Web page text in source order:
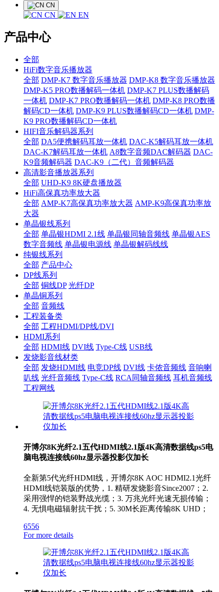
CN
CN EN
产品中心
全部
HiFi数字音乐播放器
全部 DMP-K7 数字音乐播放器 DMP-K8 数字音乐播放器
DMP-K5 PRO数播解码一体机 DMP-K7 PLUS数播解码
一体机 DMP-K7 PRO数播解码一体机 DMP-K8 PRO数播
解码CD一体机 DMP-K9 PLUS数播解码CD一体机 DMP-
K9 PRO数播解码CD一体机
HIFI音乐解码器系列
全部 DA5便携解码耳放一体机 DAC-K5解码耳放一体机
DAC-K7解码耳放一体机 A8数字音频DAC解码器 DAC-
K9音频解码器 DAC-K9（二代）音频解码器
高清影音播放器系列
全部 UHD-K9 8K硬盘播放器
HiFi高保真功率放大器
全部 AMP-K7高保真功率放大器 AMP-K9高保真功率放
大器
单晶银线系列
全部 单晶银HDMI 2.1线 单晶银同轴音频线 单晶银AES
数字音频线 单晶银电源线 单晶银解码线线
纯银线系列
全部 产品中心
DP线系列
全部 铜线DP 光纤DP
单晶铜系列
全部 音频线
工程装备类
全部 工程HDMI/DP线/DVI
HDMI系列
全部 HDMI线 DVI线 Type-C线 USB线
发烧影音线材类
全部 发烧HDMI线 电竞DP线 DVI线 卡侬音频线 音响喇
叭线 光纤音频线 Type-C线 RCA同轴音频线 耳机音频线
工程网线
开博尔8K光纤2.1五代HDMI线2.1版4K高清数据线ps5电
脑电视连接线60hz显示器投影仪加长
全新第5代光纤HDMI线，开博尔8K AOC HDMI2.1光纤
HDMI线铠装版的优势，1. 精研发烧影音Since2007；2.
采用强悍的铠装野战光缆；3. 万兆光纤光速无损传输；
4. 无惧电磁辐射抗干扰；5. 30M长距离传输8K UHD；
6556
For more details